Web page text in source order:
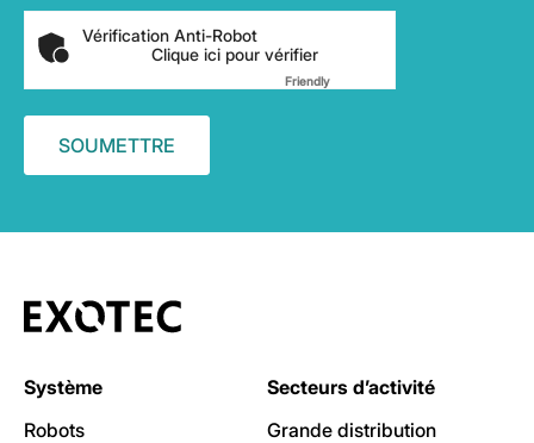
Vérification Anti-Robot
Clique ici pour vérifier
FriendlyCaptcha ⇗
Système
Robots
Secteurs d’activité
Grande distribution